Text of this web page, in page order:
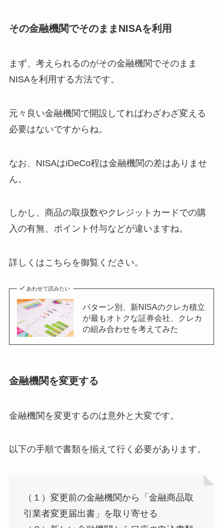
その金融機関でそのままNISAを利用
まず、考えられるのがその金融機関でそのまま
NISAを利用する方法です。
元々良い金融機関で開設してればわざわざ変える
必要はないですからね。
なお、NISAはiDeCo程は金融機関の差はありませ
ん。
しかし、商品の取扱数やクレジットカードでの購
入の有無、ポイント付与などが違いますね。
詳しくはこちらを御覧ください。
あわせて読みたい
パターン別、新NISAのクレカ積立
が最もオトクな証券会社、クレカ
の組み合わせを考えてみた
金融機関を変更する
金融機関を変更するのは意外と大変です。
以下の手順で書類を揃えて行く必要があります。
（１）変更前の金融機関から「金融商品取
引業者変更届出書」を取り寄せる